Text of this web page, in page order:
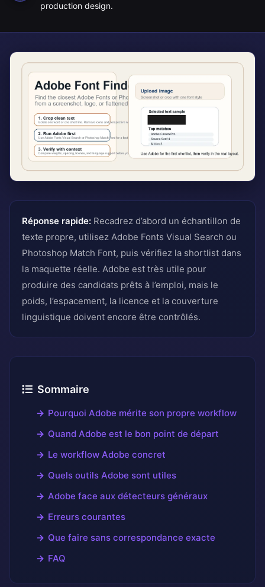
production design.
Réponse rapide: Recadrez d’abord un échantillon de
texte propre, utilisez Adobe Fonts Visual Search ou
Photoshop Match Font, puis vérifiez la shortlist dans
la maquette réelle. Adobe est très utile pour
produire des candidats prêts à l’emploi, mais le
poids, l’espacement, la licence et la couverture
linguistique doivent encore être contrôlés.
Sommaire
Pourquoi Adobe mérite son propre workflow
Quand Adobe est le bon point de départ
Le workflow Adobe concret
Quels outils Adobe sont utiles
Adobe face aux détecteurs généraux
Erreurs courantes
Que faire sans correspondance exacte
FAQ